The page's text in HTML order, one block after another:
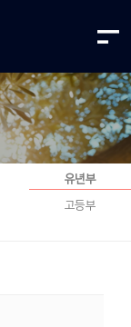
유년부
고등부